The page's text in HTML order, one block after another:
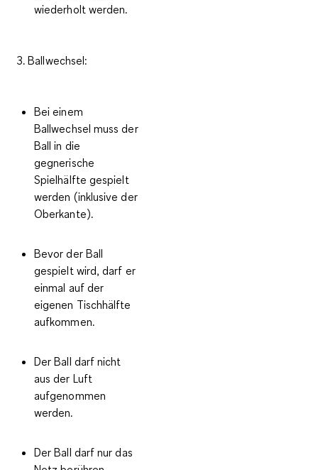
wiederholt werden.
3. Ballwechsel:
Bei einem
Ballwechsel muss der
Ball in die
gegnerische
Spielhälfte gespielt
werden (inklusive der
Oberkante).
Bevor der Ball
gespielt wird, darf er
einmal auf der
eigenen Tischhälfte
aufkommen.
Der Ball darf nicht
aus der Luft
aufgenommen
werden.
Der Ball darf nur das